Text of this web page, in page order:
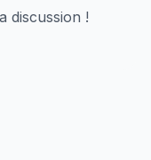
discussion !